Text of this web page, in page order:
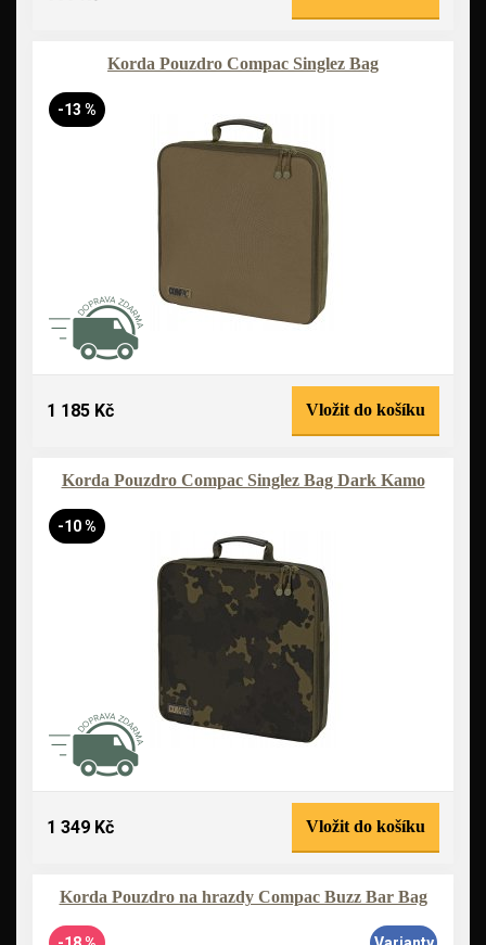
Korda Pouzdro Compac Singlez Bag
-13 %
1 185 Kč Vložit do košíku
Korda Pouzdro Compac Singlez Bag Dark Kamo
-10 %
1 349 Kč Vložit do košíku
Korda Pouzdro na hrazdy Compac Buzz Bar Bag